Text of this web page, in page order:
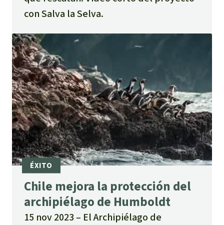
con Salva la Selva.
Chile mejora la protección del
archipiélago de Humboldt
15 nov 2023
El Archipiélago de